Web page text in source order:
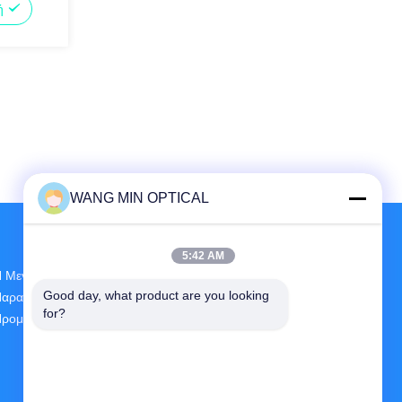
Μεγαλύτερη Έρευνα Και Ανάπτυξη Και
CNC Vision Measuring Machine
Στην Κίνα
WANG MIN OPTICAL
5:42 AM
Good day, what product are you looking
for?